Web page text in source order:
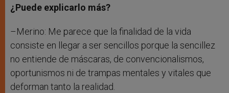
¿Puede explicarlo más?
–Merino: Me parece que la finalidad de la vida
consiste en llegar a ser sencillos porque la sencillez
no entiende de máscaras, de convencionalismos,
oportunismos ni de trampas mentales y vitales que
deforman tanto la realidad.